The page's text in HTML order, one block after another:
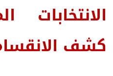
الانتخابات
كشف